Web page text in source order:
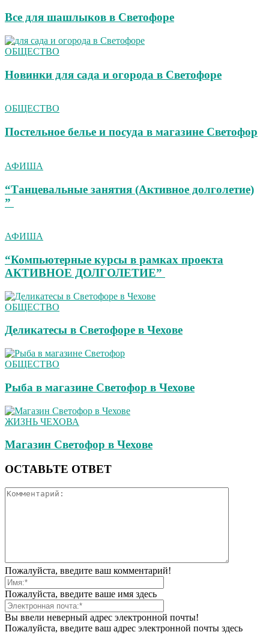
Все для шашлыков в Светофоре
ОБЩЕСТВО
Новинки для сада и огорода в Светофоре
ОБЩЕСТВО
Постельное белье и посуда в магазине Светофор
АФИША
“Танцевальные занятия (Активное долголетие)
”
АФИША
“Компьютерные курсы в рамках проекта
АКТИВНОЕ ДОЛГОЛЕТИЕ”
ОБЩЕСТВО
Деликатесы в Светофоре в Чехове
ОБЩЕСТВО
Рыба в магазине Светофор в Чехове
ЖИЗНЬ ЧЕХОВА
Магазин Светофор в Чехове
ОСТАВЬТЕ ОТВЕТ
Пожалуйста, введите ваш комментарий!
Пожалуйста, введите ваше имя здесь
Вы ввели неверный адрес электронной почты!
Пожалуйста, введите ваш адрес электронной почты здесь